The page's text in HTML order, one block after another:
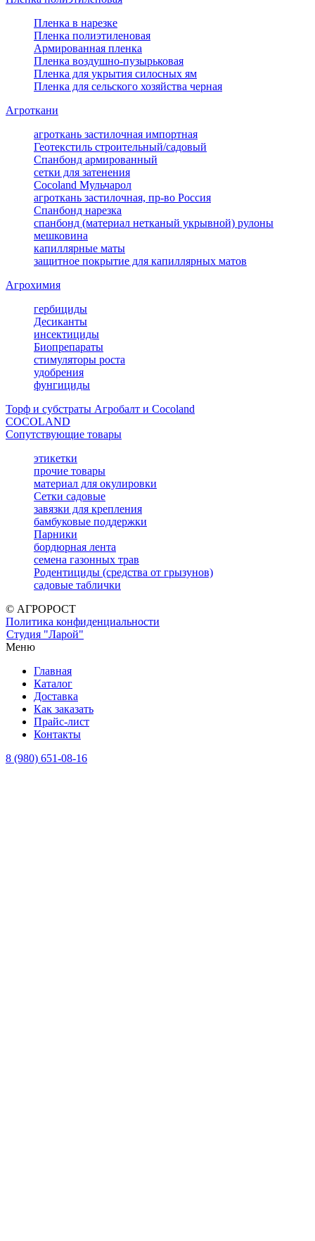
Пленка в нарезке
Пленка полиэтиленовая
Армированная пленка
Пленка воздушно-пузырьковая
Пленка для укрытия силосных ям
Пленка для сельского хозяйства черная
Агроткани
агроткань застилочная импортная
Геотекстиль строительный/садовый
Спанбонд армированный
сетки для затенения
Cocoland Мульчарол
агроткань застилочная, пр-во Россия
Спанбонд нарезка
спанбонд (материал нетканый укрывной) рулоны
мешковина
капиллярные маты
защитное покрытие для капиллярных матов
Агрохимия
гербициды
Десиканты
инсектициды
Биопрепараты
стимуляторы роста
удобрения
фунгициды
Торф и субстраты Агробалт и Cocoland
COCOLAND
Сопутствующие товары
этикетки
прочие товары
материал для окулировки
Сетки садовые
завязки для крепления
бамбуковые поддержки
Парники
бордюрная лента
семена газонных трав
Родентициды (средства от грызунов)
садовые таблички
© АГРОРОСТ
Политика конфиденциальности
Студия "Ларой"
Меню
Главная
Каталог
Доставка
Как заказать
Прайс-лист
Контакты
8 (980) 651-08-16